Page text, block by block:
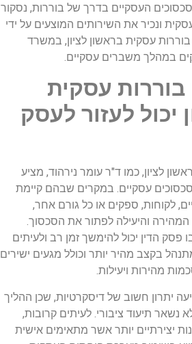
העסקיים בדרך של בוררות, נסקור
ונכיר את השירותים המוצעים על ידי
בוררות עסקית בראשון לציון, במשרד
במהלך משברים עסקיים.
בוררות עסקית
יכול לעזור לעסק
לציון, כמו ד"ר עומר נירהוד, מציע
עסקיים. במקרים שבהם קיימת
לקוחות, ספקים או כל גורם אחר,
המהירה והיעילה לפתור את הסכסוך.
פסק הדין יכול להימשך זמן רב ולעיתים
בקצב מהיר יותר וכולל מגעים ישירים
מהירות ויעילות.
יתרון חשוב של דיסקרטיות, שכן ההליך
נשאר תיעוד ציבורי. לעיתים קרובות,
יצירתיים יותר אשר מתאימים אישית